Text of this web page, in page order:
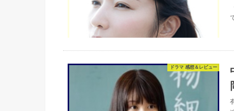
ドラマ 感想＆レビュー